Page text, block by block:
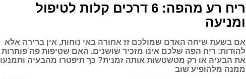
ריח רע מהפה: 6 דרכים קלות לטיפול
ומניעה
אם בשעת שיחה האדם שמולכם זז אחורה באי נוחות, אין ברירה אלא
להודות: ריח הפה שלכם אינו מזכיר שושנים. האם שטיפות פה פותרות
את הבעיה או רק מטשטשות אותה זמנית? כך תיפטרו מהבעיה ותמנעו
ממנה מלהופיע שוב